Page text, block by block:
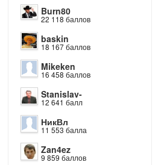
Burn80
22 118 баллов
baskin
18 167 баллов
Mikeken
16 458 баллов
Stanislav-
12 641 балл
НикВл
11 553 балла
Zan4ez
9 859 баллов